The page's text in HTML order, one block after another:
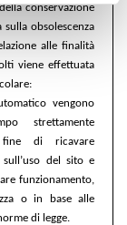
conservazione
sulla obsolescenza
alle finalità
viene effettuata
vengono
strettamente
di ricavare
del sito e
funzionamento,
o in base alle
di legge.